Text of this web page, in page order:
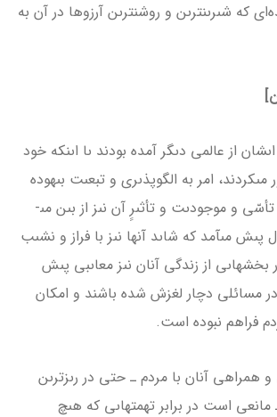
که شىرىن­ترىن و روشن­ترىن آرزوها در آن به
اىشان از عالمى دىگر آمده بودند ىا اىنکه خود
مى­کردند، امر به الگوپذىرى و تبعىت بىهوده
بود و معناى واقعى تأسّى و موجودىت و تأثىرِِ آن نىز از بىن مى­
پىش مى­آمد که شاىد آن­ها نىز با فراز و نشىب
بخش­هاىى از زندگى آنان نىز معاىبى پىش
در مسائلى دچار لغزش شده باشند و امکان
فراهم نبوده است.
همراهى آنان با مردم ـ حتى در رىزترىن
است در برابر تهمت­هاىى که هىچ